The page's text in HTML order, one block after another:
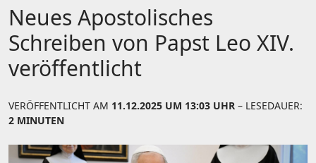
Neues Apostolisches
Schreiben von Papst Leo XIV.
veröffentlicht
VERÖFFENTLICHT AM 11.12.2025 UM 13:03 UHR – LESEDAUER:
2 MINUTEN